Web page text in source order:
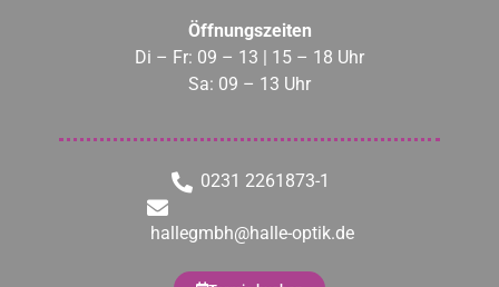
Öffnungszeiten
Di – Fr: 09 – 13 | 15 – 18 Uhr
Sa: 09 – 13 Uhr
0231 2261873-1
hallegmbh@halle-optik.de